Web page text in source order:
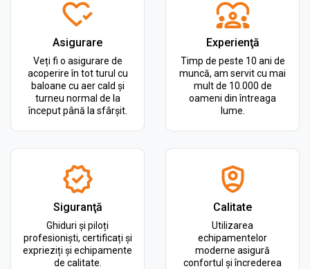
Asigurare
Veți fi o asigurare de
acoperire în tot turul cu
baloane cu aer cald și
turneu normal de la
început până la sfârșit.
Experienţă
Timp de peste 10 ani de
muncă, am servit cu mai
mult de 10.000 de
oameni din întreaga
lume.
Siguranţă
Ghiduri și piloți
profesioniști, certificați și
exprieziți și echipamente
de calitate.
Calitate
Utilizarea
echipamentelor
moderne asigură
confortul și încrederea